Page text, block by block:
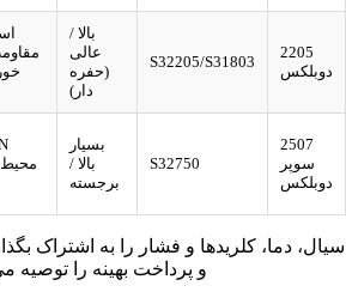
2205
دوبلکس
S32205/S31803
بالا /
عالی
(حفره
دار)
2507
سوپر
دوبلکس
S32750
بسیار
بالا /
برجسته
محیط
سیال، دما، کلریدها و فشار را به اشتراک
و پرداخت بهینه را توصیه